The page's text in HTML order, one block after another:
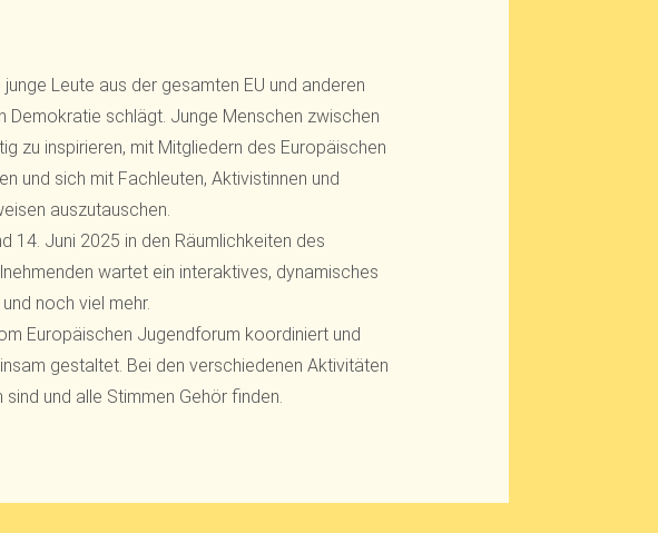
Leute aus der gesamten EU und anderen
schlägt. Junge Menschen zwischen
zu inspirieren, mit Mitgliedern des Europäischen
und sich mit Fachleuten, Aktivistinnen und
auszutauschen.
14. Juni 2025 in den Räumlichkeiten des
wartet ein interaktives, dynamisches
noch viel mehr.
Europäischen Jugendforum koordiniert und
gestaltet. Bei den verschiedenen Aktivitäten
und alle Stimmen Gehör finden.